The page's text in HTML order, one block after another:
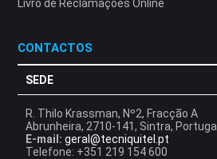
Livro de Reclamações Online
CONTACTOS
SEDE
R. Thilo Krassman, Nº2, Fracção A
Abrunheira, 2710-141, Sintra, Portugal
E-mail: geral@tecniquitel.pt
Telefone: +351 219 154 600